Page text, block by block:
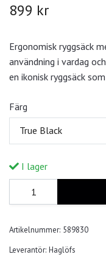
899 kr
Ergonomisk ryggsäck
användning i vardag
en ikonisk ryggsäck
Färg
True Black
I lager
Artikelnummer: 589830
Leverantör: Haglöfs